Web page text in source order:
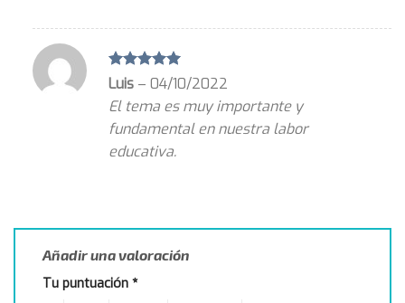
Valorado en
Luis – 04/10/2022
El tema es muy importante y
fundamental en nuestra labor
educativa.
Añadir una valoración
Tu puntuación *